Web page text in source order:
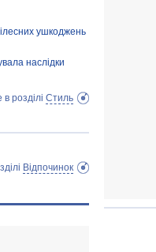
ушкоджень
наслідки
розділі Стиль
Відпочинок